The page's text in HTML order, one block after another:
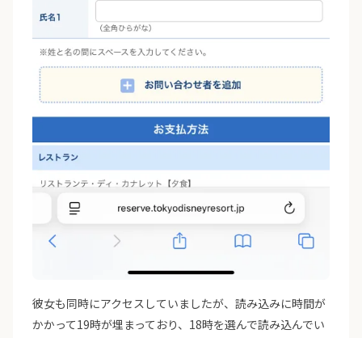
彼女も同時にアクセスしていましたが、読み込みに時間が
かかって19時が埋まっており、18時を選んで読み込んでい